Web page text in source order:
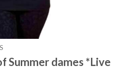
Summer dames *Live